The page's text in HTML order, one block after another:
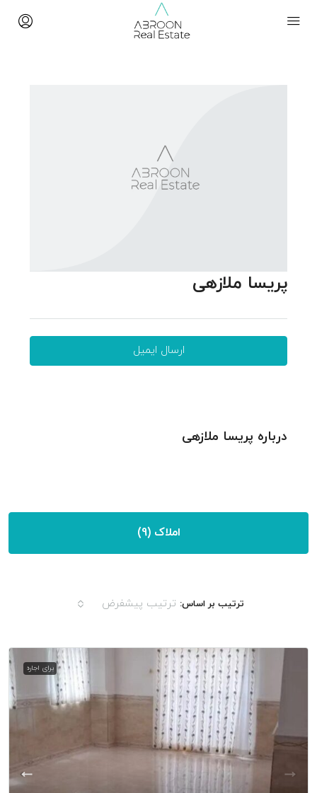
پریسا ملازهی
ارسال ایمیل
درباره پریسا ملازهی
املاک (9)
ترتیب بر اساس: ترتیب پیشفرض
برای اجاره